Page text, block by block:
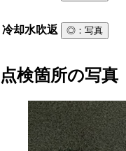
冷却水吹返 ◎ ：写真
点検箇所の写真